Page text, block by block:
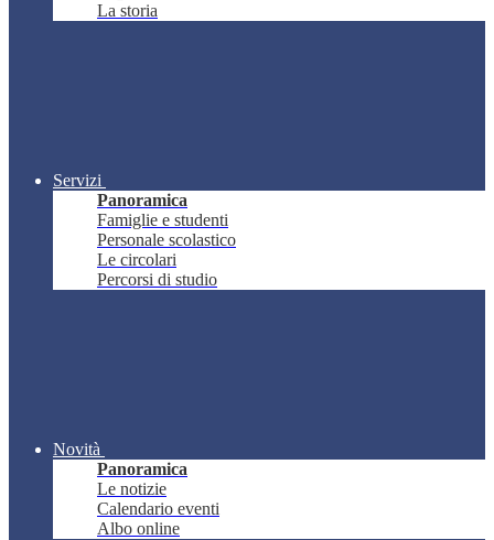
La storia
Servizi
Panoramica
Famiglie e studenti
Personale scolastico
Le circolari
Percorsi di studio
Novità
Panoramica
Le notizie
Calendario eventi
Albo online